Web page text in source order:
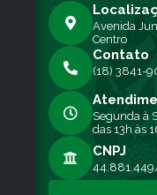
Avenida
Centro
Contato
(18) 3841-
Segunda à
das 13h às
CNPJ